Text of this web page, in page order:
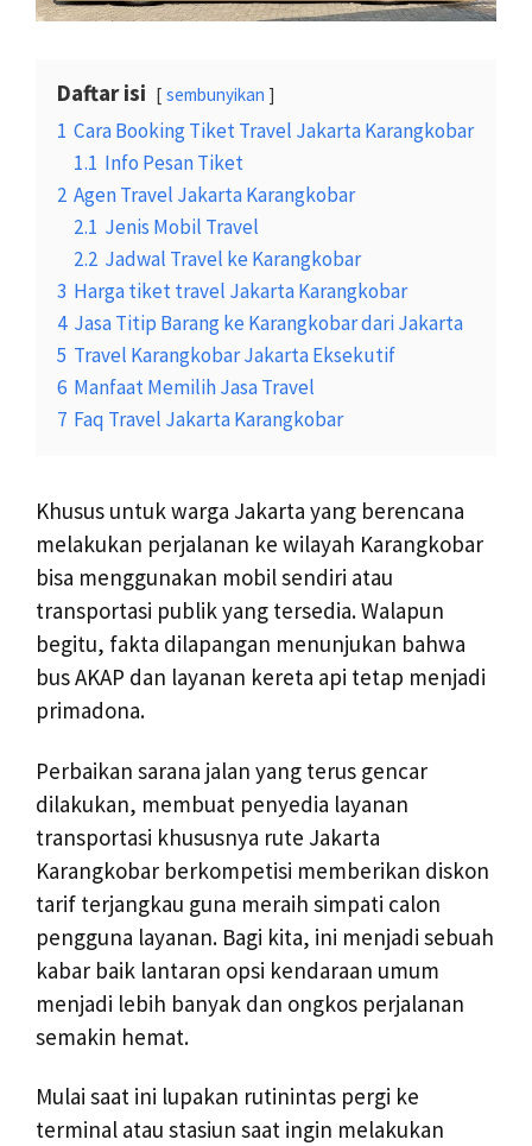
Daftar isi sembunyikan
1 Cara Booking Tiket Travel Jakarta Karangkobar
1.1 Info Pesan Tiket
2 Agen Travel Jakarta Karangkobar
2.1 Jenis Mobil Travel
2.2 Jadwal Travel ke Karangkobar
3 Harga tiket travel Jakarta Karangkobar
4 Jasa Titip Barang ke Karangkobar dari Jakarta
5 Travel Karangkobar Jakarta Eksekutif
6 Manfaat Memilih Jasa Travel
7 Faq Travel Jakarta Karangkobar
Khusus untuk warga Jakarta yang berencana
melakukan perjalanan ke wilayah Karangkobar
bisa menggunakan mobil sendiri atau
transportasi publik yang tersedia. Walapun
begitu, fakta dilapangan menunjukan bahwa
bus AKAP dan layanan kereta api tetap menjadi
primadona.
Perbaikan sarana jalan yang terus gencar
dilakukan, membuat penyedia layanan
transportasi khususnya rute Jakarta
Karangkobar berkompetisi memberikan diskon
tarif terjangkau guna meraih simpati calon
pengguna layanan. Bagi kita, ini menjadi sebuah
kabar baik lantaran opsi kendaraan umum
menjadi lebih banyak dan ongkos perjalanan
semakin hemat.
Mulai saat ini lupakan rutinintas pergi ke
terminal atau stasiun saat ingin melakukan